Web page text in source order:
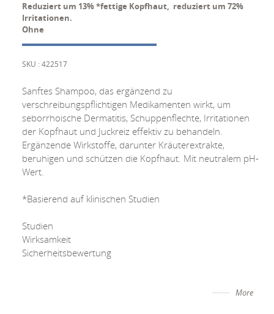
Reduziert um 13% *fettige Kopfhaut, reduziert um 72%
Irritationen.
Ohne
SKU : 422517
Sanftes Shampoo, das ergänzend zu
verschreibungspflichtigen Medikamenten wirkt, um
seborrhoische Dermatitis, Schuppenflechte, Irritationen
der Kopfhaut und Juckreiz effektiv zu behandeln.
Ergänzende Wirkstoffe, darunter Kräuterextrakte,
beruhigen und schützen die Kopfhaut. Mit neutralem pH-
Wert.
*Basierend auf klinischen Studien
Studien
Wirksamkeit
Sicherheitsbewertung
More